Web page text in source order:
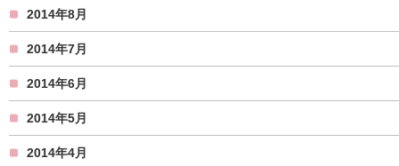
2014年8月
2014年7月
2014年6月
2014年5月
2014年4月